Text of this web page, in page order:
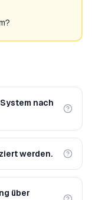
nach
werden.
über